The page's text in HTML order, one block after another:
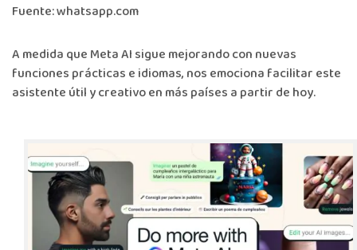
Fuente: whatsapp.com
A medida queMeta AI sigue mejorandocon nuevas
funciones prácticas e idiomas, nos emociona facilitar este
asistente útil y creativo en más países a partir de hoy.